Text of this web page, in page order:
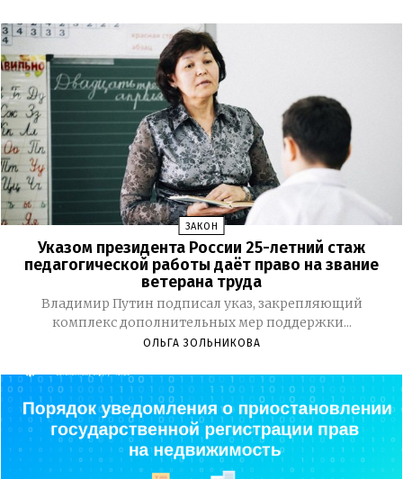
ЗАКОН
Указом президента России 25-летний стаж
педагогической работы даёт право на звание
ветерана труда
Владимир Путин подписал указ, закрепляющий
комплекс дополнительных мер поддержки...
ОЛЬГА ЗОЛЬНИКОВА